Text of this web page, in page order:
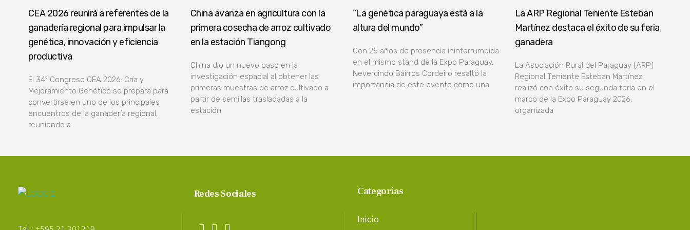
CEA 2026 reunirá a referentes de la
ganadería regional para impulsar la
genética, innovación y eficiencia
productiva
El 34º Congreso CEA 2026: Cría y
Mejoramiento Genético se prepara para
convertirse en uno de los principales
encuentros de la ganadería regional,
reuniendo a
China avanza en agricultura con la
primera cosecha de arroz cultivado
en la estación Tiangong
China dio un nuevo paso en la
investigación espacial al obtener las
primeras muestras de arroz cultivado a
partir de semillas trasladadas a la
estación
“La genética paraguaya está a la
altura del mundo”
Con 25 años de presencia ininterrumpida
en el mismo stand de la Expo Paraguay,
Nevercindo Bairros Cordeiro resaltó la
importancia de este evento como una
La ARP Regional Teniente Esteban
Martínez destaca el éxito de su feria
ganadera
La Asociación Rural del Paraguay (ARP)
Regional Teniente Esteban Martínez
realizó con éxito su segunda feria en el
marco de la Expo Paraguay 2026,
organizada
Redes Sociales Categorías
Inicio